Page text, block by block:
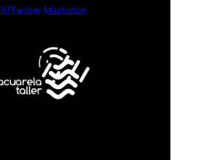
X/Twitter Mastodon